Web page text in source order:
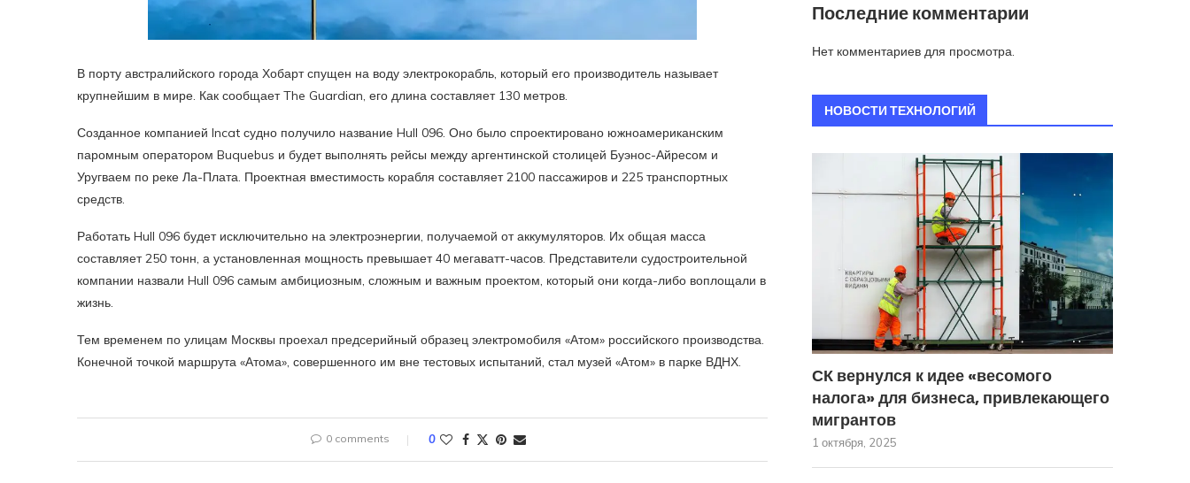
В порту австралийского города Хобарт спущен на воду электрокорабль, который его производитель называет
крупнейшим в мире. Как сообщает The Guardian, его длина составляет 130 метров.
Созданное компанией Incat судно получило название Hull 096. Оно было спроектировано южноамериканским
паромным оператором Buquebus и будет выполнять рейсы между аргентинской столицей Буэнос-Айресом и
Уругваем по реке Ла-Плата. Проектная вместимость корабля составляет 2100 пассажиров и 225 транспортных
средств.
Работать Hull 096 будет исключительно на электроэнергии, получаемой от аккумуляторов. Их общая масса
составляет 250 тонн, а установленная мощность превышает 40 мегаватт-часов. Представители судостроительной
компании назвали Hull 096 самым амбициозным, сложным и важным проектом, который они когда-либо воплощали в
жизнь.
Тем временем по улицам Москвы проехал предсерийный образец электромобиля «Атом» российского производства.
Конечной точкой маршрута «Атома», совершенного им вне тестовых испытаний, стал музей «Атом» в парке ВДНХ.
0 comments 0
Последние комментарии
Нет комментариев для просмотра.
НОВОСТИ ТЕХНОЛОГИЙ
СК вернулся к идее «весомого
налога» для бизнеса, привлекающего
мигрантов
1 октября, 2025